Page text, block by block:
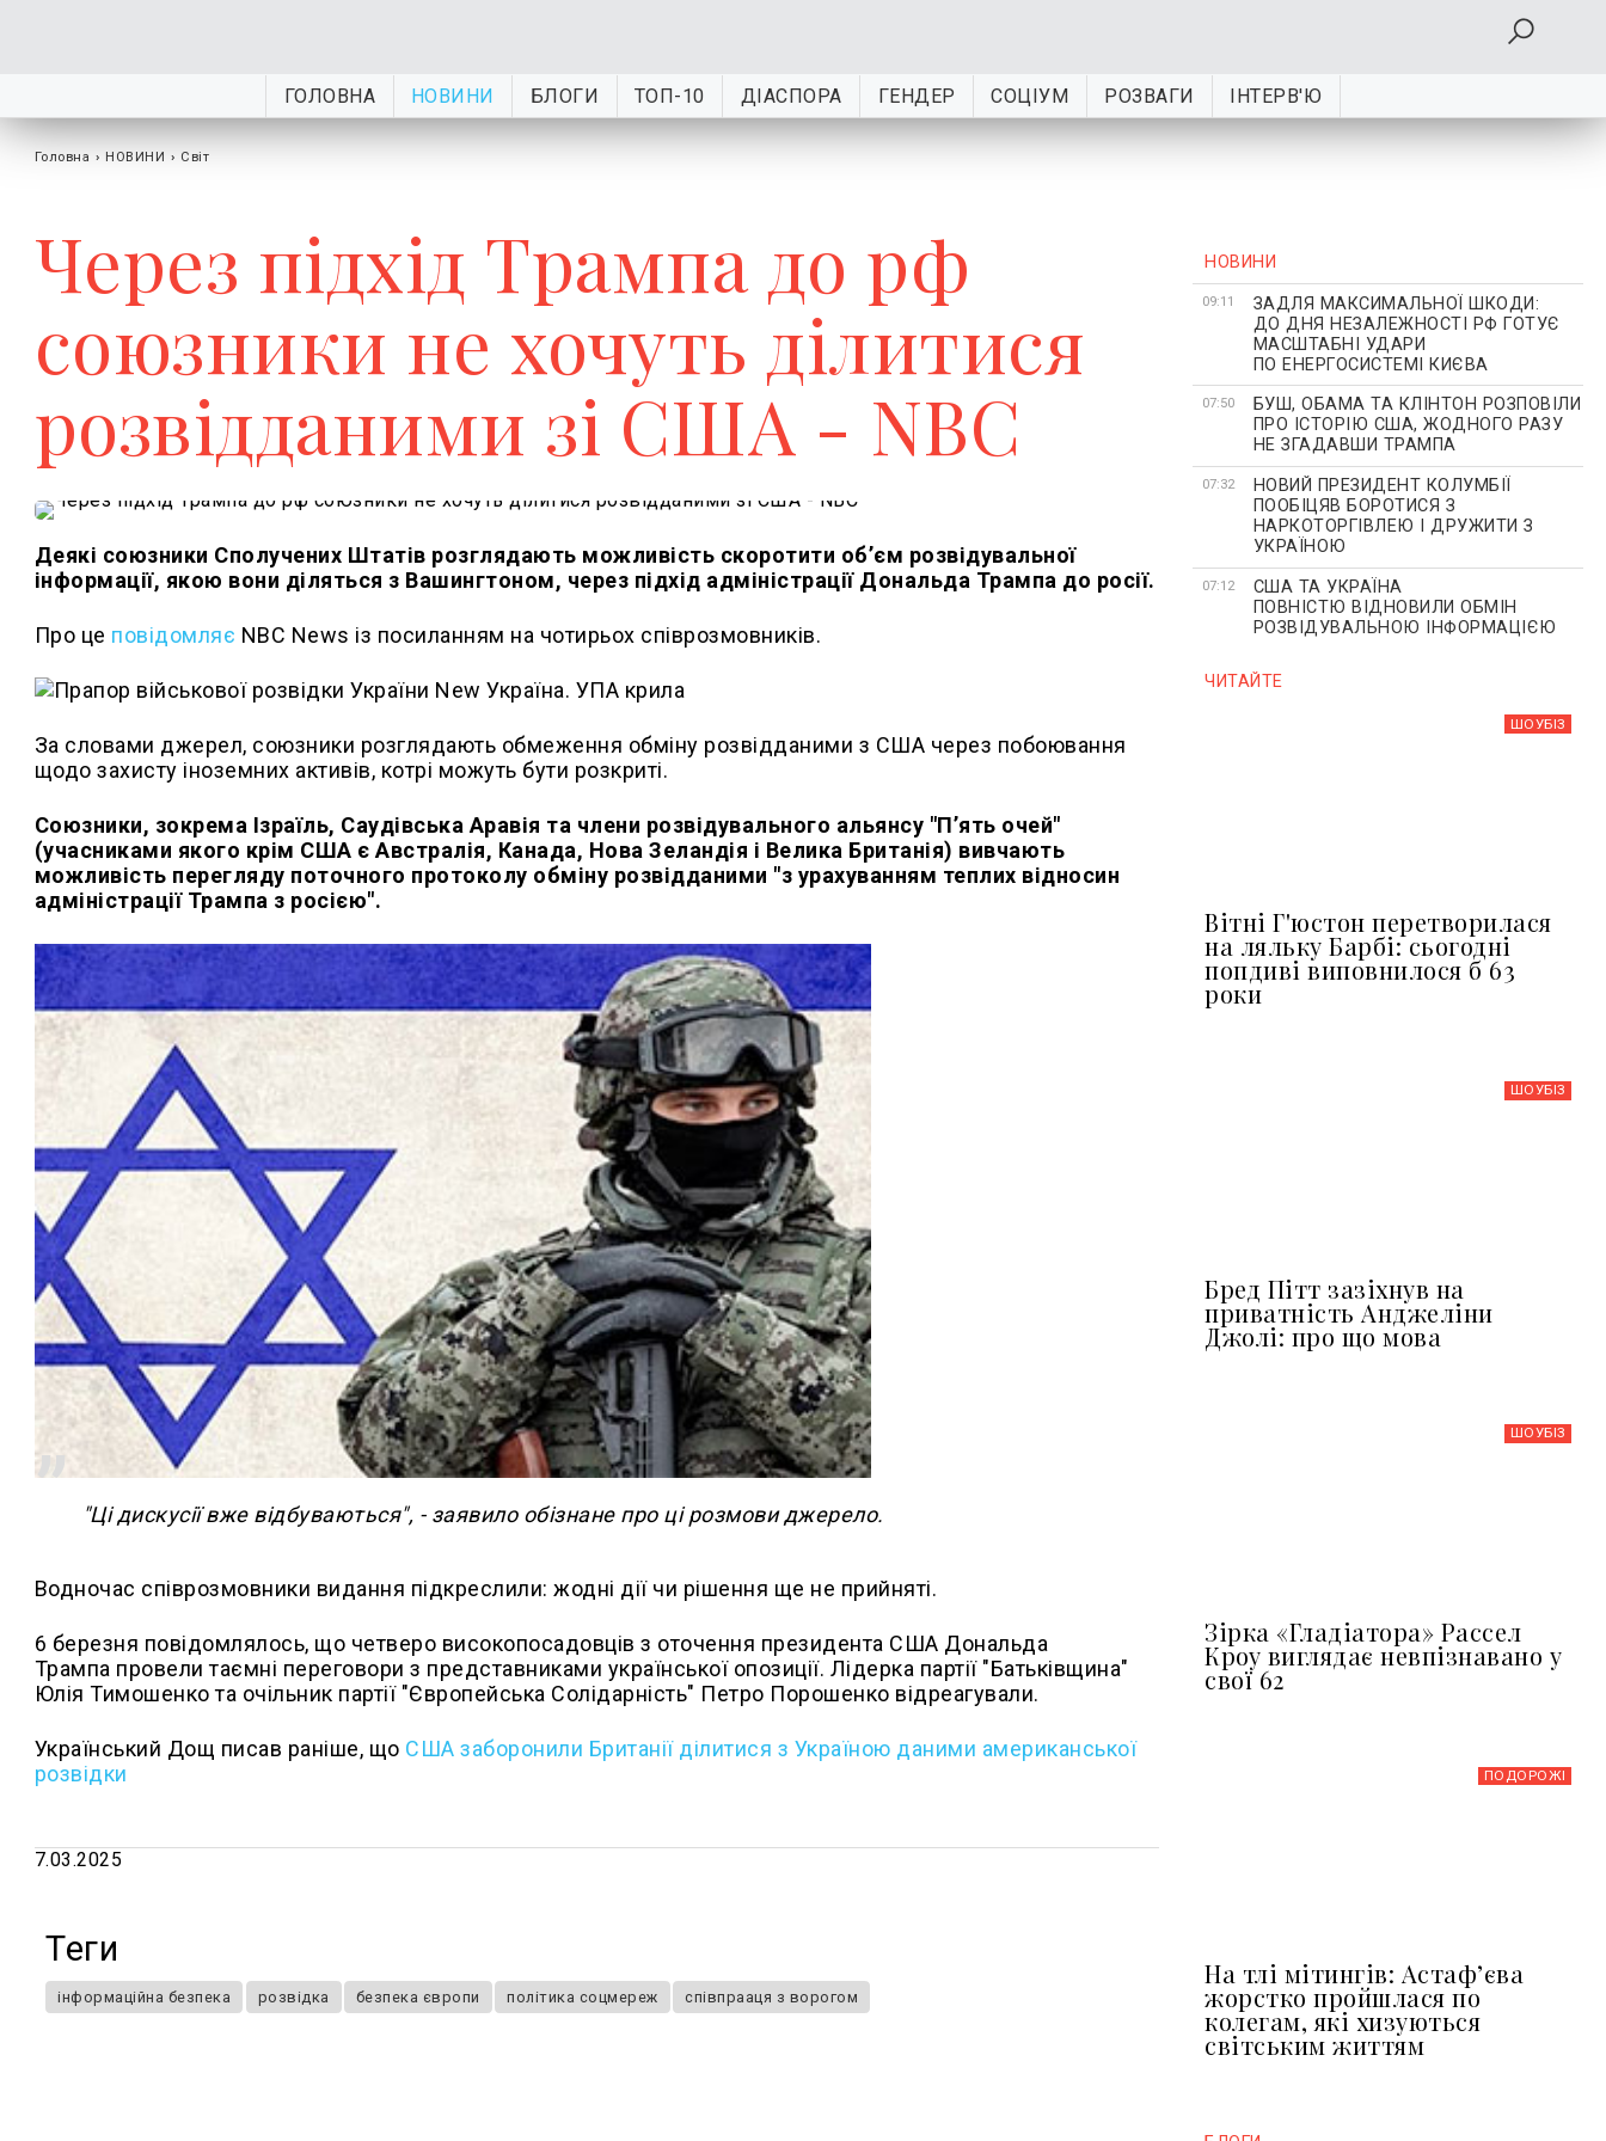
ГОЛОВНА НОВИНИ БЛОГИ ТОП-10 ДІАСПОРА ГЕНДЕР СОЦІУМ РОЗВАГИ ІНТЕРВ'Ю
Головна › НОВИНИ › Світ
Через підхід Трампа до рф
союзники не хочуть ділитися
розвідданими зі США - NBC
Деякі союзники Сполучених Штатів розглядають можливість скоротити обʼєм розвідувальної
інформації, якою вони діляться з Вашингтоном, через підхід адміністрації Дональда Трампа до росії.
Про це повідомляє NBC News із посиланням на чотирьох співрозмовників.
За словами джерел, союзники розглядають обмеження обміну розвідданими з США через побоювання
щодо захисту іноземних активів, котрі можуть бути розкриті.
Союзники, зокрема Ізраїль, Саудівська Аравія та члени розвідувального альянсу "Пʼять очей"
(учасниками якого крім США є Австралія, Канада, Нова Зеландія і Велика Британія) вивчають
можливість перегляду поточного протоколу обміну розвідданими "з урахуванням теплих відносин
адміністрації Трампа з росією".
"Ці дискусії вже відбуваються", - заявило обізнане про ці розмови джерело.
Водночас співрозмовники видання підкреслили: жодні дії чи рішення ще не прийняті.
6 березня повідомлялось, що четверо високопосадовців з оточення президента США Дональда
Трампа провели таємні переговори з представниками української опозиції. Лідерка партії "Батьківщина"
Юлія Тимошенко та очільник партії "Європейська Солідарність" Петро Порошенко відреагували.
Український Дощ писав раніше, що США заборонили Британії ділитися з Україною даними американської
розвідки
7.03.2025
Теги
інформаційна безпека розвідка безпека європи політика соцмереж співпрааця з ворогом
НОВИНИ
09:11
ЗАДЛЯ МАКСИМАЛЬНОЇ ШКОДИ:
ДО ДНЯ НЕЗАЛЕЖНОСТІ РФ ГОТУЄ
МАСШТАБНІ УДАРИ
ПО ЕНЕРГОСИСТЕМІ КИЄВА
07:50
БУШ, ОБАМА ТА КЛІНТОН РОЗПОВІЛИ
ПРО ІСТОРІЮ США, ЖОДНОГО РАЗУ
НЕ ЗГАДАВШИ ТРАМПА
07:32
НОВИЙ ПРЕЗИДЕНТ КОЛУМБІЇ
ПООБІЦЯВ БОРОТИСЯ З
НАРКОТОРГІВЛЕЮ І ДРУЖИТИ З
УКРАЇНОЮ
07:12
США ТА УКРАЇНА
ПОВНІСТЮ ВІДНОВИЛИ ОБМІН
РОЗВІДУВАЛЬНОЮ ІНФОРМАЦІЄЮ
ЧИТАЙТЕ
ШОУБIЗ
Вітні Г'юстон перетворилася
на ляльку Барбі: сьогодні
попдиві виповнилося б 63
роки
ШОУБIЗ
Бред Пітт зазіхнув на
приватність Анджеліни
Джолі: про що мова
ШОУБIЗ
Зірка «Гладіатора» Рассел
Кроу виглядає невпізнавано у
свої 62
ПОДОРОЖІ
На тлі мітингів: Астафʼєва
жорстко пройшлася по
колегам, які хизуються
світським життям